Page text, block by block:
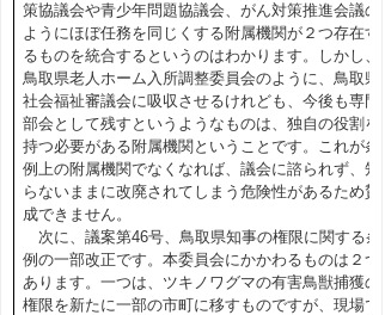
策協議会や青少年問題協議会、がん対策推進会議の
ようにほぼ任務を同じくする附属機関が２つ存在す
るものを統合するというのはわかります。しかし、
鳥取県老人ホーム入所調整委員会のように、鳥取県
社会福祉審議会に吸収させるけれども、今後も専門
部会として残すというようなものは、独自の役割を
持つ必要がある附属機関ということです。これが条
例上の附属機関でなくなれば、議会に諮られず、知
らないままに改廃されてしまう危険性があるため賛
成できません。
次に、議案第46号、鳥取県知事の権限に関する条
例の一部改正です。本委員会にかかわるものは２つ
あります。一つは、ツキノワグマの有害鳥獣捕獲の
権限を新たに一部の市町に移すものですが、現場で